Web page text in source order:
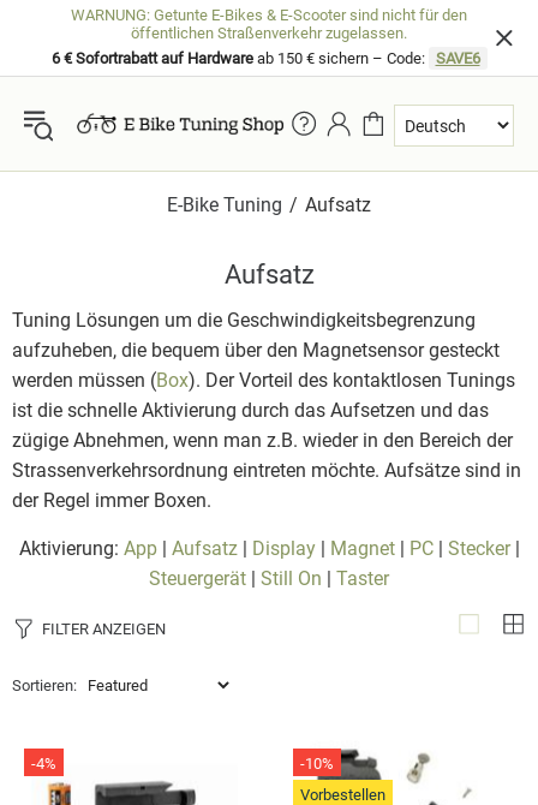
WARNUNG: Getunte E-Bikes & E-Scooter sind nicht für den
öffentlichen Straßenverkehr zugelassen.
6 € Sofortrabatt auf Hardwareab 150 € sichern – Code: SAVE6
E-Bike Tuning Aufsatz
Aufsatz
Tuning Lösungen um die Geschwindigkeitsbegrenzung
aufzuheben, die bequem über den Magnetsensor gesteckt
werden müssen (Box). Der Vorteil des kontaktlosen Tunings
ist die schnelle Aktivierung durch das Aufsetzen und das
zügige Abnehmen, wenn man z.B. wieder in den Bereich der
Strassenverkehrsordnung eintreten möchte. Aufsätze sind in
der Regel immer Boxen.
Aktivierung: App| Aufsatz| Display| Magnet| PC| Stecker|
Steuergerät | Still On | Taster
FILTER ANZEIGEN
Sortieren:
-4%
-10%
Vorbestellen